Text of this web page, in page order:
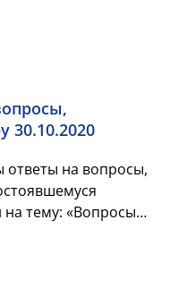
30.10.2020
на вопросы,
тему: «Вопросы